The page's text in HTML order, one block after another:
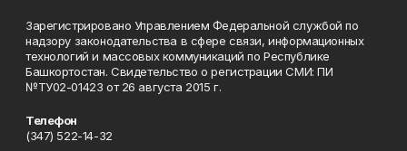
Зарегистрировано Управлением Федеральной службой по
надзору законодательства в сфере связи, информационных
технологий и массовых коммуникаций по Республике
Башкортостан. Свидетельство о регистрации СМИ: ПИ
№ТУ02-01423 от 26 августа 2015 г.
Телефон
(347) 522-14-32